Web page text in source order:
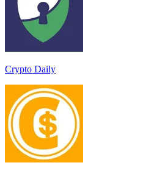
Crypto Daily